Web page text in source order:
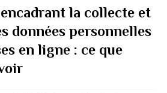
la collecte et
données personnelles
en ligne : ce que